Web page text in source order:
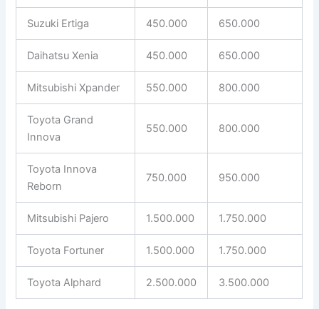
Suzuki Ertiga 450.000 650.000
Daihatsu Xenia 450.000 650.000
Mitsubishi Xpander 550.000 800.000
Toyota Grand
Innova
550.000 800.000
Toyota Innova
Reborn
750.000 950.000
Mitsubishi Pajero 1.500.000 1.750.000
Toyota Fortuner 1.500.000 1.750.000
Toyota Alphard 2.500.000 3.500.000